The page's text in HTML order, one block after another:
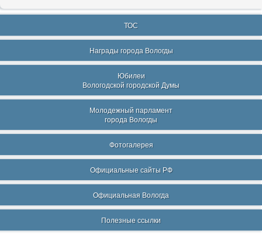
ТОС
Награды города Вологды
Юбилеи
Вологодской городской Думы
Молодежный парламент
города Вологды
Фотогалерея
Официальные сайты РФ
Официальная Вологда
Полезные ссылки